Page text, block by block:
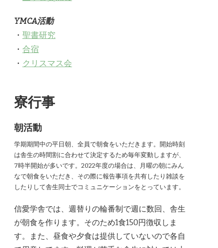
YMCA活動
・ 聖書研究
・ 合宿
・ クリスマス会
寮行事
朝活動
学期期間中の平日朝、全員で朝食をいただきます。開始時刻
は舎生の時間割に合わせて決定するため毎年変動しますが、
7時半開始が多いです。2022年度の場合は、月曜の朝にみん
なで朝食をいただき、その際に報告事項を共有したり雑談を
したりして舎生同士でコミュニケーションをとっています。
信愛学舎では、週替りの輪番制で週に数回、舎生
が朝食を作ります。そのため1食150円徴収しま
す。また、昼食や夕食は提供していないので各自